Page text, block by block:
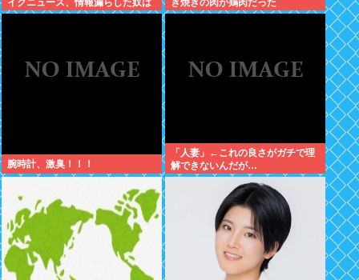
イクニュース、情報漏らした奴は
極刑」
き焼きの肉が鶏肉だった
腕時計、激臭！！！
「人妻」←これの良さがガチで理
解できないんだが…